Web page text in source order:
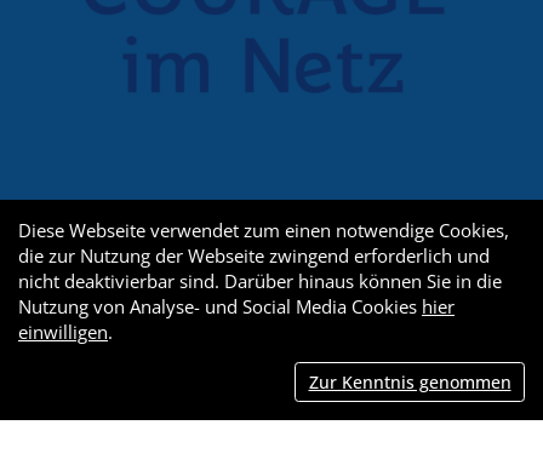
Diese Webseite verwendet zum einen notwendige Cookies,
die zur Nutzung der Webseite zwingend erforderlich und
nicht deaktivierbar sind. Darüber hinaus können Sie in die
Nutzung von Analyse- und Social Media Cookies hier
einwilligen.
Zur Kenntnis genommen